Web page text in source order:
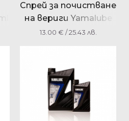
Спрей за почистване
на вериги Yamalube
300ml.
13.00 € / 25.43 лв.